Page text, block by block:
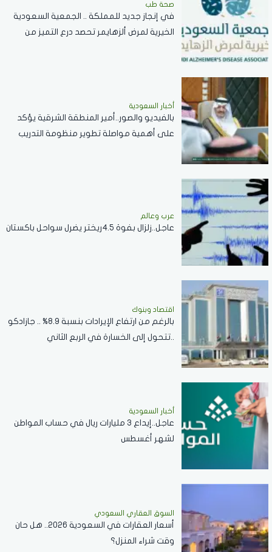
صحة طب
في إنجاز جديد للمملكة .. الجمعية السعودية
الخيرية لمرض ألزهايمر تحصد درع التميز من
أخبار السعودية
بالفيديو والصور..أمير المنطقة الشرقية يؤكد
على أهمية مواصلة تطوير منظومة التدريب
عرب وعالم
عاجل..زلزال بفوة 4.5ريختر يضرل سواحل باكستان
اقتصاد وبنوك
بالرغم من ارتفاع الإيرادات بنسبة 8.9% .. جازادكو
..تتحول إلى الخسارة في الربع الثاني
أخبار السعودية
عاجل..إيداع 3 مليارات ريال في حساب المواطن
لشهر أغسطس
السوق العقاري السعودي
أسعار العقارات في السعودية 2026.. هل حان
وقت شراء المنزل؟